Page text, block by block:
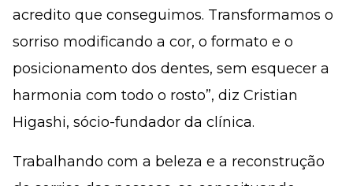
acredito que conseguimos. Transformamos o
sorriso modificando a cor, o formato e o
posicionamento dos dentes, sem esquecer a
harmonia com todo o rosto”, diz Cristian
Higashi, sócio-fundador da clínica.
Trabalhando com a beleza e a reconstrução